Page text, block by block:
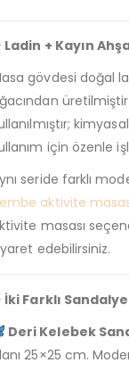
Ladin + Kayın
gövdesi doğal
için özenle
seride farklı
aktivite
masası
edebilirsiniz.
İki Farklı
Deri Kelebek
25×25 cm.